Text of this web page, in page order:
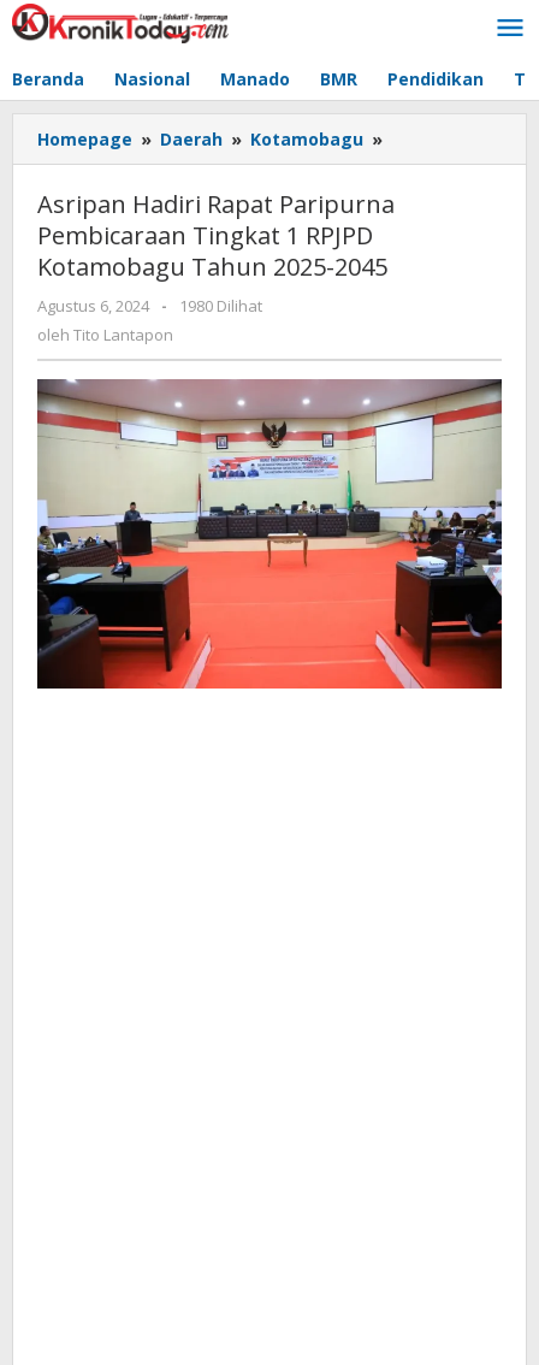
Lewati
ke
Beranda Nasional Manado BMR Pendidikan
Homepage » Daerah » Kotamobagu »
Hadiri
Paripurna
Tingkat
Tahun
2025-
2045
Asripan Hadiri Rapat Paripurna
Pembicaraan Tingkat 1 RPJPD
Kotamobagu Tahun 2025-2045
Agustus 6, 2024
oleh
Tito
-
1980 Dilihat
oleh Tito Lantapon